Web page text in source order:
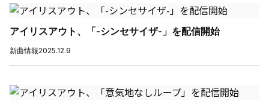
アイリスアウト、「-シンセサイザ-」を配信開始
新曲情報2025.12.9